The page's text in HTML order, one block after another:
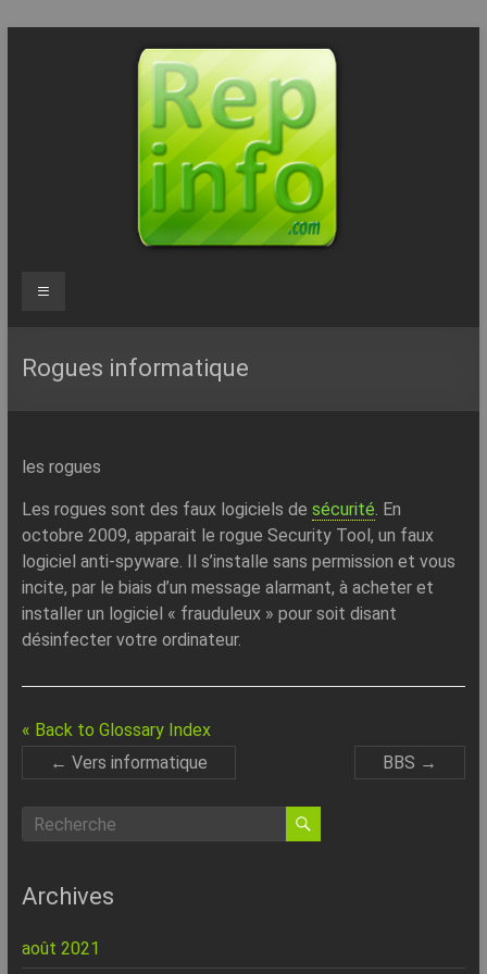
Repinfo.com
Formation
–
Internet
l’Informatique
Expliquée
Simplement
!
Menu
Rogues informatique
les rogues
Les rogues sont des faux logiciels de sécurité. En
octobre 2009, apparait le rogue Security Tool, un faux
logiciel anti-spyware. Il s’installe sans permission et vous
incite, par le biais d’un message alarmant, à acheter et
installer un logiciel « frauduleux » pour soit disant
désinfecter votre ordinateur.
« Back to Glossary Index
← Vers informatique BBS →
Archives
août 2021